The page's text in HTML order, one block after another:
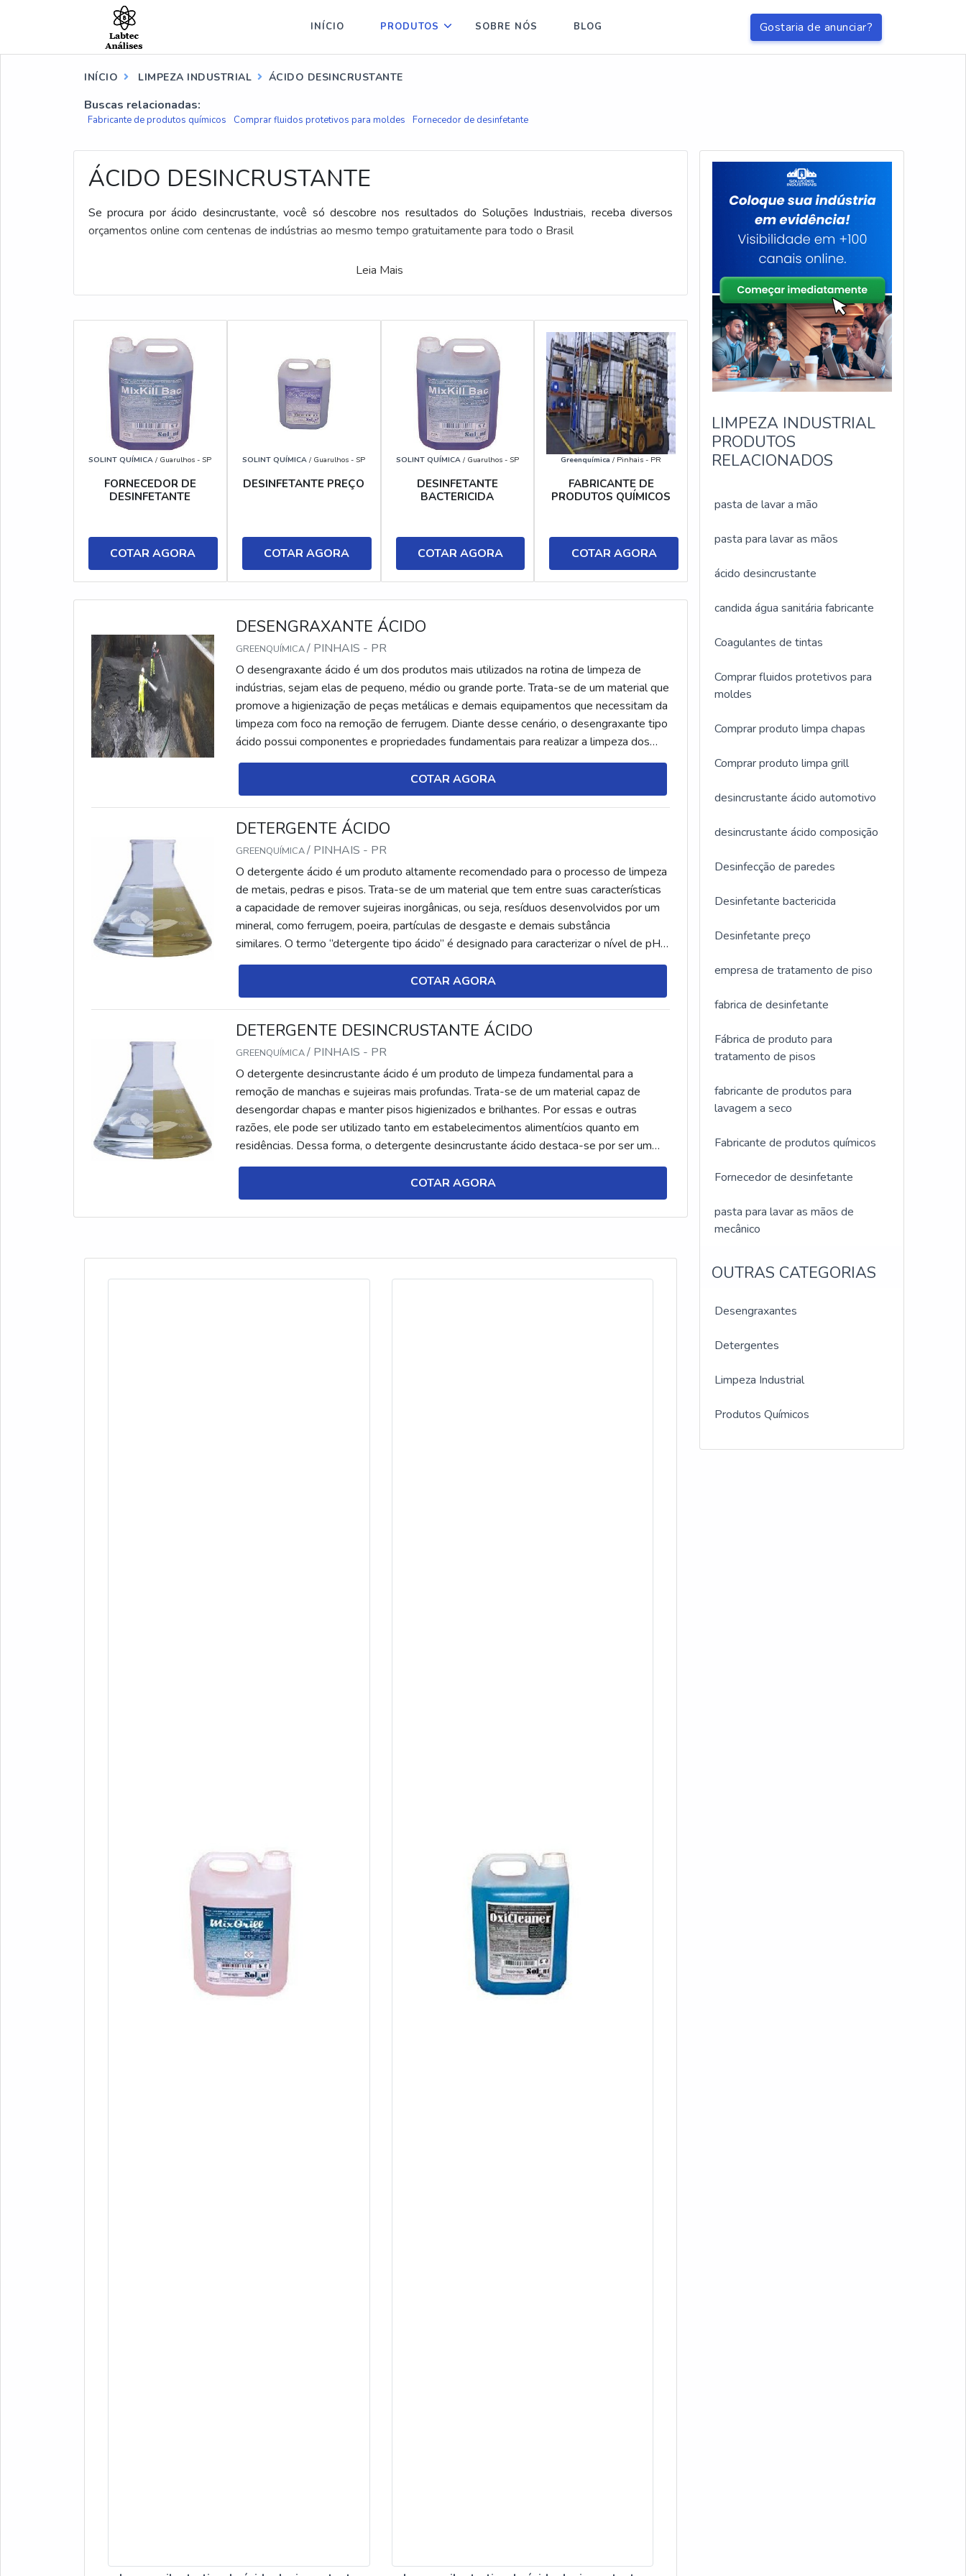
Gostaria de anunciar?
INÍCIO PRODUTOS SOBRE NÓS BLOG
INÍCIO LIMPEZA INDUSTRIAL ÁCIDO DESINCRUSTANTE
Buscas relacionadas:
Fabricante de produtos químicos Comprar fluidos protetivos para moldes Fornecedor de desinfetante
ÁCIDO DESINCRUSTANTE
Se procura por ácido desincrustante, você só descobre nos resultados do Soluções Industriais, receba diversos
orçamentos online com centenas de indústrias ao mesmo tempo gratuitamente para todo o Brasil
Leia Mais
SOLINT QUÍMICA / Guarulhos - SP
FORNECEDOR DE
DESINFETANTE
COTAR AGORA
SOLINT QUÍMICA / Guarulhos - SP
DESINFETANTE PREÇO
COTAR AGORA
SOLINT QUÍMICA/ Guarulhos - SP
DESINFETANTE
BACTERICIDA
COTAR AGORA
Greenquímica / Pinhais - PR
FABRICANTE DE
PRODUTOS QUÍMICOS
COTAR AGORA
DESENGRAXANTE ÁCIDO
GREENQUÍMICA/ PINHAIS - PR
O desengraxante ácido é um dos produtos mais utilizados na rotina de limpeza de
indústrias, sejam elas de pequeno, médio ou grande porte. Trata-se de um material que
promove a higienização de peças metálicas e demais equipamentos que necessitam da
limpeza com foco na remoção de ferrugem. Diante desse cenário, o desengraxante tipo
ácido possui componentes e propriedades fundamentais para realizar a limpeza dos
mais variados materiais sem...
COTAR AGORA
DETERGENTE ÁCIDO
GREENQUÍMICA/ PINHAIS - PR
O detergente ácido é um produto altamente recomendado para o processo de limpeza
de metais, pedras e pisos. Trata-se de um material que tem entre suas características
a capacidade de remover sujeiras inorgânicas, ou seja, resíduos desenvolvidos por um
mineral, como ferrugem, poeira, partículas de desgaste e demais substância
similares. O termo ‘’detergente tipo ácido’’ é designado para caracterizar o nível de pH
menor que 7 do produto. ...
COTAR AGORA
DETERGENTE DESINCRUSTANTE ÁCIDO
GREENQUÍMICA/ PINHAIS - PR
O detergente desincrustante ácido é um produto de limpeza fundamental para a
remoção de manchas e sujeiras mais profundas. Trata-se de um material capaz de
desengordar chapas e manter pisos higienizados e brilhantes. Por essas e outras
razões, ele pode ser utilizado tanto em estabelecimentos alimentícios quanto em
residências. Dessa forma, o detergente desincrustante ácido destaca-se por ser um
produto muito mais potente do que os deter...
COTAR AGORA
LIMPEZA INDUSTRIAL
PRODUTOS
RELACIONADOS
pasta de lavar a mão
pasta para lavar as mãos
ácido desincrustante
candida água sanitária fabricante
Coagulantes de tintas
Comprar fluidos protetivos para
moldes
Comprar produto limpa chapas
Comprar produto limpa grill
desincrustante ácido automotivo
desincrustante ácido composição
Desinfecção de paredes
Desinfetante bactericida
Desinfetante preço
empresa de tratamento de piso
fabrica de desinfetante
Fábrica de produto para
tratamento de pisos
fabricante de produtos para
lavagem a seco
Fabricante de produtos químicos
Fornecedor de desinfetante
pasta para lavar as mãos de
mecânico
OUTRAS CATEGORIAS
Desengraxantes
Detergentes
Limpeza Industrial
Produtos Químicos